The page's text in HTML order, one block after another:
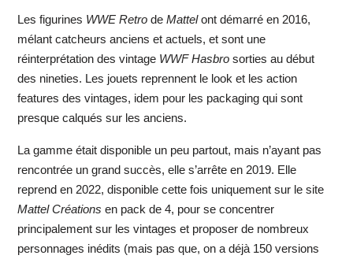
Les figurines WWE Retrode Mattelont démarré en 2016,
mélant catcheurs anciens et actuels, et sont une
réinterprétation des vintage WWF Hasbrosorties au début
des nineties. Les jouets reprennent le look et les action
features des vintages, idem pour les packaging qui sont
presque calqués sur les anciens.
La gamme était disponible un peu partout, mais n’ayant pas
rencontrée un grand succès, elle s’arrête en 2019. Elle
reprend en 2022, disponible cette fois uniquement sur le site
Mattel Créations en pack de 4, pour se concentrer
principalement sur les vintages et proposer de nombreux
personnages inédits (mais pas que, on a déjà 150 versions